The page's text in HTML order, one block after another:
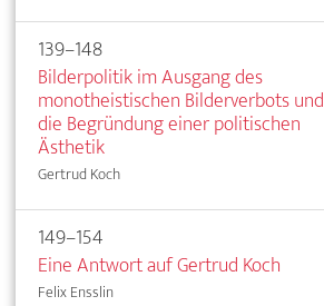
139–148
Bilderpolitik im Ausgang des
monotheistischen Bilderverbots und
die Begründung einer politischen
Ästhetik
Gertrud Koch
149–154
Eine Antwort auf Gertrud Koch
Felix Ensslin